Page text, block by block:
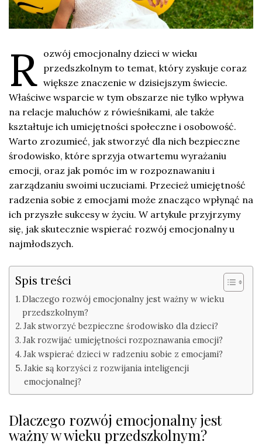
R ozwój emocjonalny dzieci w wieku
przedszkolnym to temat, który zyskuje coraz
większe znaczenie w dzisiejszym świecie.
Właściwe wsparcie w tym obszarze nie tylko wpływa
na relacje maluchów z rówieśnikami, ale także
kształtuje ich umiejętności społeczne i osobowość.
Warto zrozumieć, jak stworzyć dla nich bezpieczne
środowisko, które sprzyja otwartemu wyrażaniu
emocji, oraz jak pomóc im w rozpoznawaniu i
zarządzaniu swoimi uczuciami. Przecież umiejętność
radzenia sobie z emocjami może znacząco wpłynąć na
ich przyszłe sukcesy w życiu. W artykule przyjrzymy
się, jak skutecznie wspierać rozwój emocjonalny u
najmłodszych.
Spis treści
Dlaczego rozwój emocjonalny jest ważny w wieku
przedszkolnym?
Jak stworzyć bezpieczne środowisko dla dzieci?
Jak rozwijać umiejętności rozpoznawania emocji?
Jak wspierać dzieci w radzeniu sobie z emocjami?
Jakie są korzyści z rozwijania inteligencji
emocjonalnej?
Dlaczego rozwój emocjonalny jest
ważny w wieku przedszkolnym?